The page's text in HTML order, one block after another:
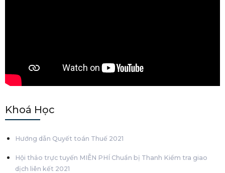
Khoá Học
Hướng dẫn Quyết toán Thuế 2021
Hội thảo trực tuyến MIỄN PHÍ Chuẩn bị Thanh Kiểm tra giao
dịch liên kết 2021